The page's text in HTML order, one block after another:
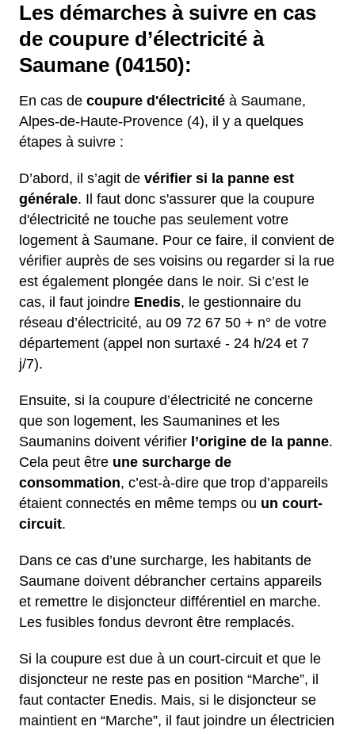
Les démarches à suivre en cas
de coupure d’électricité à
Saumane (04150):
En cas de coupure d'électricité à Saumane,
Alpes-de-Haute-Provence (4), il y a quelques
étapes à suivre :
D’abord, il s’agit de vérifier si la panne est
générale. Il faut donc s'assurer que la coupure
d'électricité ne touche pas seulement votre
logement à Saumane. Pour ce faire, il convient de
vérifier auprès de ses voisins ou regarder si la rue
est également plongée dans le noir. Si c’est le
cas, il faut joindre Enedis, le gestionnaire du
réseau d’électricité, au 09 72 67 50 + n° de votre
département (appel non surtaxé - 24 h/24 et 7
j/7).
Ensuite, si la coupure d’électricité ne concerne
que son logement, les Saumanines et les
Saumanins doivent vérifier l’origine de la panne.
Cela peut être une surcharge de
consommation, c’est-à-dire que trop d’appareils
étaient connectés en même temps ou un court-
circuit.
Dans ce cas d’une surcharge, les habitants de
Saumane doivent débrancher certains appareils
et remettre le disjoncteur différentiel en marche.
Les fusibles fondus devront être remplacés.
Si la coupure est due à un court-circuit et que le
disjoncteur ne reste pas en position “Marche”, il
faut contacter Enedis. Mais, si le disjoncteur se
maintient en “Marche”, il faut joindre un électricien